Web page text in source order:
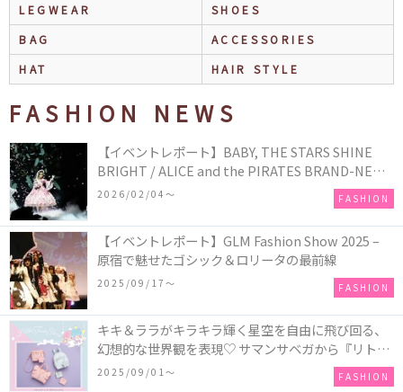
LEGWEAR
SHOES
BAG
ACCESSORIES
HAT
HAIR STYLE
FASHION NEWS
【イベントレポート】BABY, THE STARS SHINE
BRIGHT / ALICE and the PIRATES BRAND-NEW
COLLECTION in TOKYO
2026/02/04〜 FASHION
【イベントレポート】GLM Fashion Show 2025 –
原宿で魅せたゴシック＆ロリータの最前線
2025/09/17〜 FASHION
キキ＆ララがキラキラ輝く星空を自由に飛び回る、
幻想的な世界観を表現♡ サマンサベガから『リトル
ツインスターズ』50周年アニバーサリーイヤー』を
2025/09/01〜 FASHION